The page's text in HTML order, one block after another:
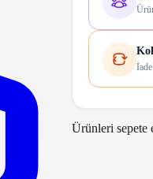
Ürünleri sepete